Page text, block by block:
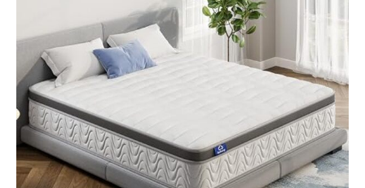
absorbent efficacement
le bruit et les chocs
causés par le
retournement. Chaque
ressort fonctionne
réduit la transmission
du Mouvement,
profitez d'un sommeil
agréable et paisible
avec ce matelas.